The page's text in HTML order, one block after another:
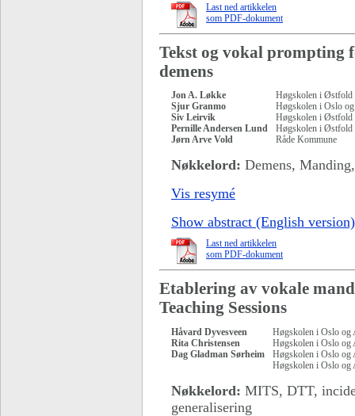
Last ned artikkelen
som PDF-dokument
Tekst og vokal prompting
demens
Jon A. Løkke
Høgskolen i Østfold
Sjur Granmo
Høgskolen i Oslo
Siv Leirvik
Høgskolen i Østfold
Pernille Andersen Lund
Høgskolen i Østfold
Jørn Arve Vold
Råde Kommune
Nøkkelord: Demens,
Vis resymé
Show abstract (English version)
Last ned artikkelen
som PDF-dokument
Etablering av vokale
Teaching Sessions
Håvard Dyvesveen
Høgskolen i Oslo og
Rita Christensen
Høgskolen i Oslo og
Dag Gladman Sørheim
Høgskolen i Oslo og
Høgskolen i Oslo og
Nøkkelord: MITS, DTT,
generalisering